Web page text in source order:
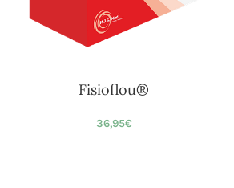
Fisioflou®
36,95€